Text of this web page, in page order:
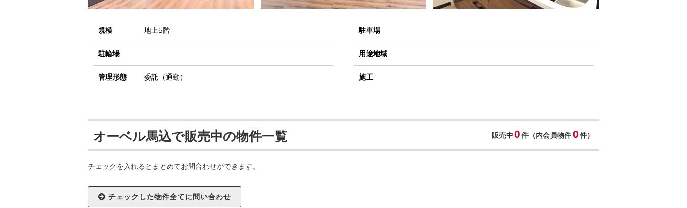
規模 地上5階
駐輪場
管理形態 委託（通勤）
駐車場
用途地域
施工
オーベル馬込で販売中の物件一覧 販売中0件（内会員物件0件）
チェックを入れるとまとめてお問合わせができます。